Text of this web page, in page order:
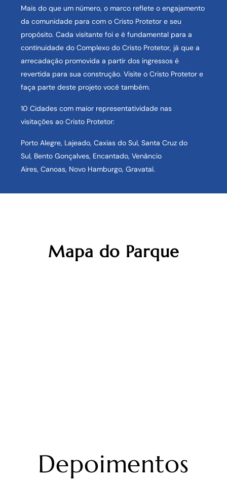
Mais do que um número, o marco reflete o engajamento
da comunidade para com o Cristo Protetor e seu
propósito. Cada visitante foi e é fundamental para a
continuidade do Complexo do Cristo Protetor, já que a
arrecadação promovida a partir dos ingressos é
revertida para sua construção. Visite o Cristo Protetor e
faça parte deste projeto você também.
10 Cidades com maior representatividade nas
visitações ao Cristo Protetor:
Porto Alegre, Lajeado,Caxias do Sul,Santa Cruz do
Sul, Bento Gonçalves, Encantado,Venâncio
Aires,Canoas, Novo Hamburgo,Gravataí.
Mapa do Parque
Depoimentos